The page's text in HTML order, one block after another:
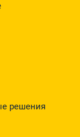
решения